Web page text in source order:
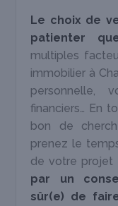
Le choix de
patienter
multiples
immobilier à
personnelle,
financiers… En
bon de
prenez le
de votre projet
par un
sûr(e) de